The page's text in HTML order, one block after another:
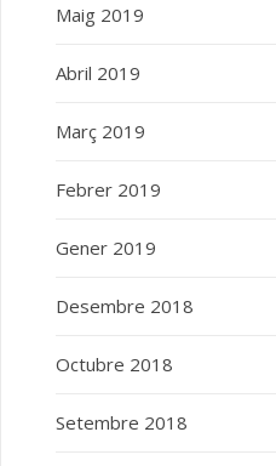
Maig 2019
Abril 2019
Març 2019
Febrer 2019
Gener 2019
Desembre 2018
Octubre 2018
Setembre 2018